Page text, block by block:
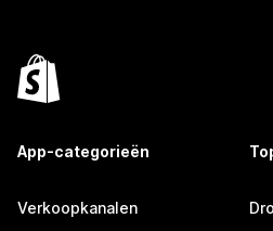
App-categorieën
Verkoopkanalen